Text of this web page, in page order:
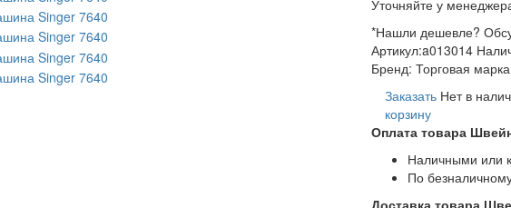
Уточняйте у
*Нашли дешевле?
Артикул:a013014
Бренд: Торговая
Заказать Нет в
корзину
Оплата товара
Наличными или
По
Доставка товара